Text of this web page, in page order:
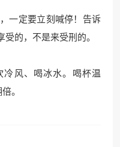
一定要立刻喊停！告诉
的，不是来受刑的。
冷风、喝冰水。喝杯温
。